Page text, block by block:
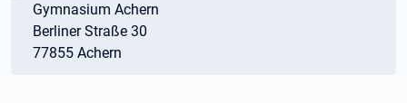
Gymnasium Achern
Berliner Straße 30
77855 Achern